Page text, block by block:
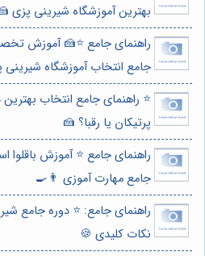
بهترین آموزشگاه شیرینی پزی
راهنمای جامع ⭐️🍰 آموزش
جامع انتخاب آموزشگاه شیرینی
⭐️ راهنمای جامع انتخاب
پرتیکان یا رقبا؟ 🍰
راهنمای جامع ⭐️ آموزش باقلوا
جامع مهارت آموزی 👨‍🍳
راهنمای جامع: ⭐️ دوره جامع
نکات کلیدی 🍪